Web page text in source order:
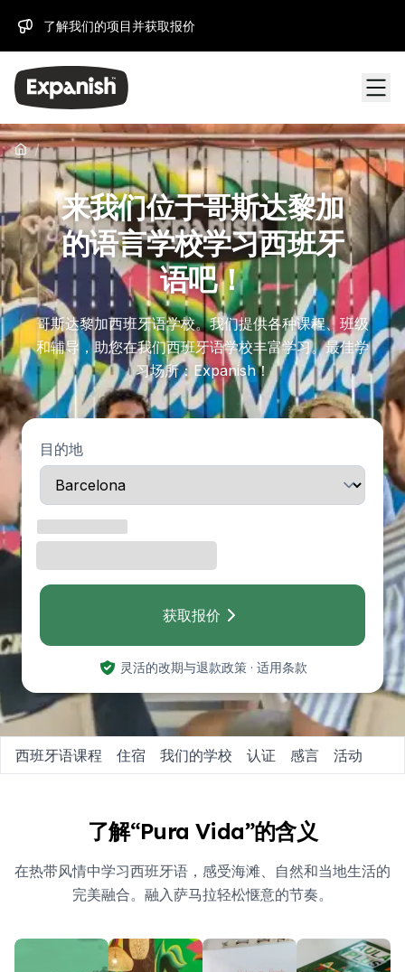
了解我们的项目并获取报价
/
来我们位于哥斯达黎加
的语言学校学习西班牙
语吧！
哥斯达黎加西班牙语学校。我们提供各种课程、班级
和辅导，助您在我们西班牙语学校丰富学习。最佳学
习场所：Expanish！
目的地
获取报价
灵活的改期与退款政策 · 适用条款
西班牙语课程 住宿 我们的学校 认证 感言 活动
了解“Pura Vida”的含义
在热带风情中学习西班牙语，感受海滩、自然和当地生活的
完美融合。融入萨马拉轻松惬意的节奏。